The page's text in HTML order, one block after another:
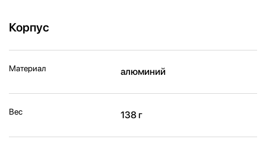
Корпус
Материал алюминий
Вес 138 г